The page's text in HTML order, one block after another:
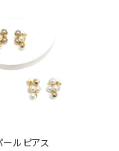
ールピアス